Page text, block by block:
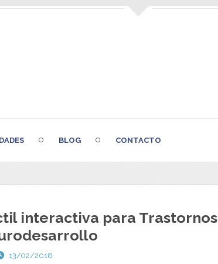
BLOG CONTACTO
interactiva para Trastornos
13/02/2018